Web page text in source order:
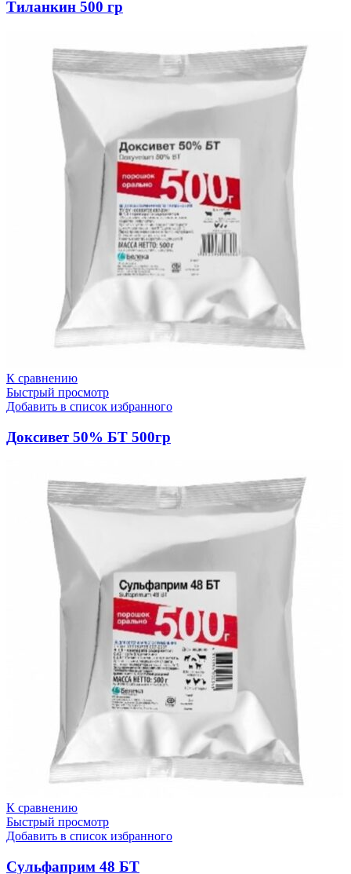
Тиланкин 500 гр
К сравнению
Быстрый просмотр
Добавить в список избранного
Доксивет 50% БТ 500гр
К сравнению
Быстрый просмотр
Добавить в список избранного
Сульфаприм 48 БТ